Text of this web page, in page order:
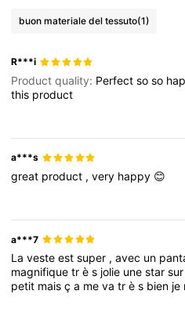
buon materiale del tessuto(1)
R***i
Product quality: Perfectsoso
this product
a***s
great product ,very happy 😊
a***7
Lavesteestsuper ,avec un
magnifiquetrès jolie unestarsur
petit maisça mevatrès bien je